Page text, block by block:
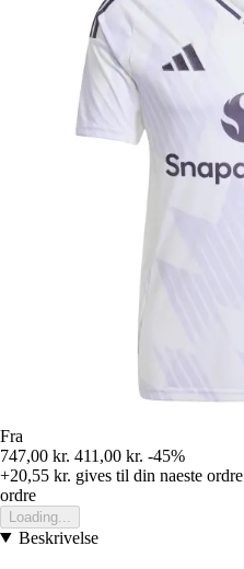
Fra
747,00 kr. 411,00 kr. -45%
+20,55 kr. gives til din naeste ordre
ordre
Loading...
Beskrivelse